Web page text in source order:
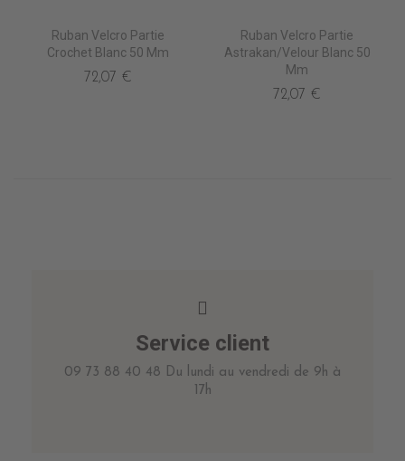
Ruban Velcro Partie
Crochet Blanc 50 Mm
72,07 €
Ruban Velcro Partie
Astrakan/Velour Blanc 50
Mm
72,07 €
Service client
09 73 88 40 48 Du lundi au vendredi de 9h à
17h